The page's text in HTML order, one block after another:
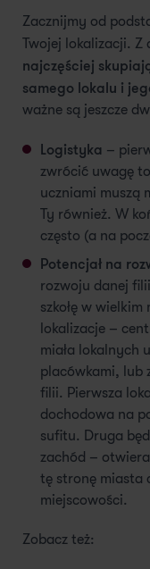
Zacznijmy od
Twojej lokalizacji. Z
najczęściej
samego lokalu i
ważne są jeszcze
Logistyka –
zwrócić uwagę
uczniami muszą
Ty również. W
często (a na
Potencjał na
rozwoju danej
szkołę w
lokalizacje –
miała lokalnych
placówkami, lub
filii. Pierwsza
dochodowa na
sufitu. Druga
zachód –
tę stronę miasta
miejscowości.
Zobacz też: